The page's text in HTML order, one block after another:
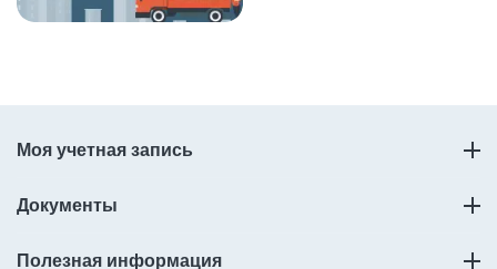
Моя учетная запись
Документы
Полезная информация